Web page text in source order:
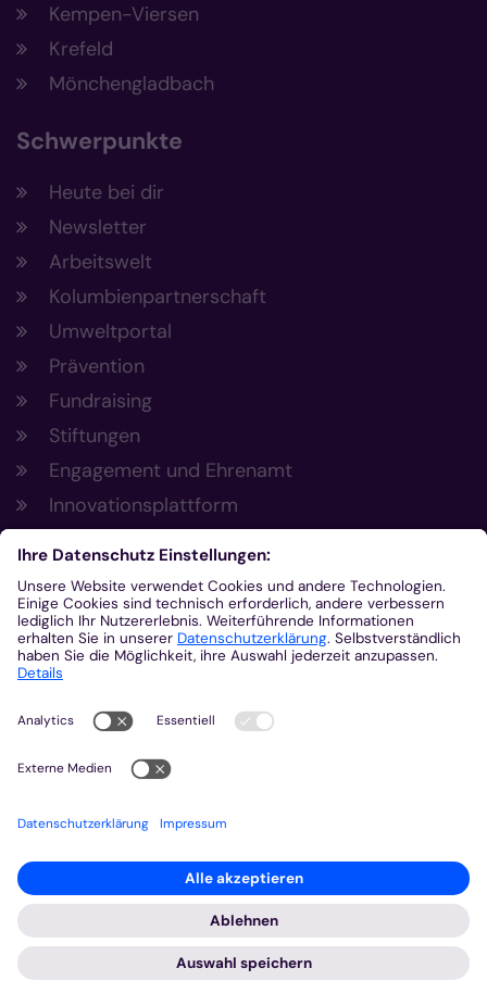
Kempen-Viersen
Krefeld
Mönchengladbach
Schwerpunkte
Heute bei dir
Newsletter
Arbeitswelt
Kolumbienpartnerschaft
Umweltportal
Prävention
Fundraising
Stiftungen
Engagement und Ehrenamt
Innovationsplattform
Aus der Plattform
Nachrichten
Veranstaltungen
Gottesdienste
Stellenangebote
Kirchenzeitung
Rechtsdatenbank
Meldestelle gemäß Hinweisgeberschutzgesetz
2026 © Bistum Aachen
Impressum